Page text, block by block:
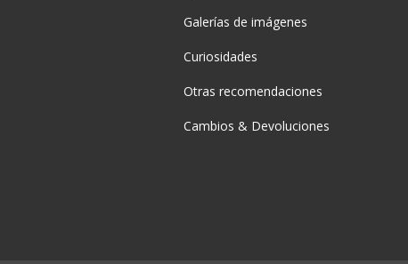
Galerías de imágenes
Curiosidades
Otras recomendaciones
Cambios & Devoluciones